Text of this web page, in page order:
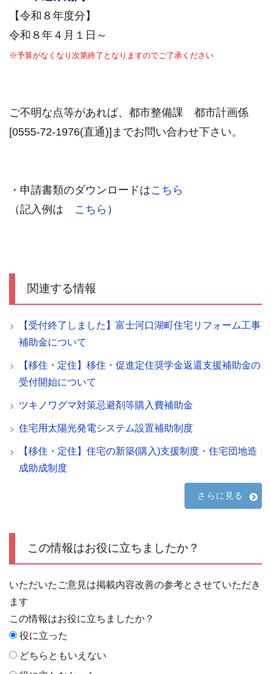
【令和８年度分】
令和８年４月１日～
※予算がなくなり次第終了となりますのでご了承ください
ご不明な点等があれば、都市整備課 都市計画係
[0555-72-1976(直通)]までお問い合わせ下さい。
・申請書類のダウンロードはこちら
（記入例は こちら ）
関連する情報
【受付終了しました】富士河口湖町住宅リフォーム工事
補助金について
【移住・定住】移住・促進定住奨学金返還支援補助金の
受付開始について
ツキノワグマ対策忌避剤等購入費補助金
住宅用太陽光発電システム設置補助制度
【移住・定住】住宅の新築(購入)支援制度・住宅団地造
成助成制度
さらに見る
この情報はお役に立ちましたか？
いただいたご意見は掲載内容改善の参考とさせていただき
ます
この情報はお役に立ちましたか？
役に立った
どちらともいえない